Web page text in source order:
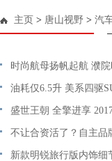
主页 > 唐山视野 > 汽
时尚航母扬帆起航 濮
油耗仅6.5升 美系四驱
盛世王朝 全擎进享
不让合资活了？自主品
新款明锐旅行版内饰细